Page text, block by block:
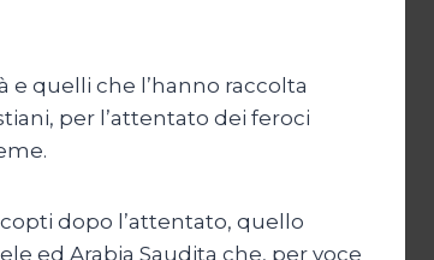
quelli che l’hanno raccolta
per l’attentato dei feroci
dopo l’attentato, quello
ed Arabia Saudita che, per voce